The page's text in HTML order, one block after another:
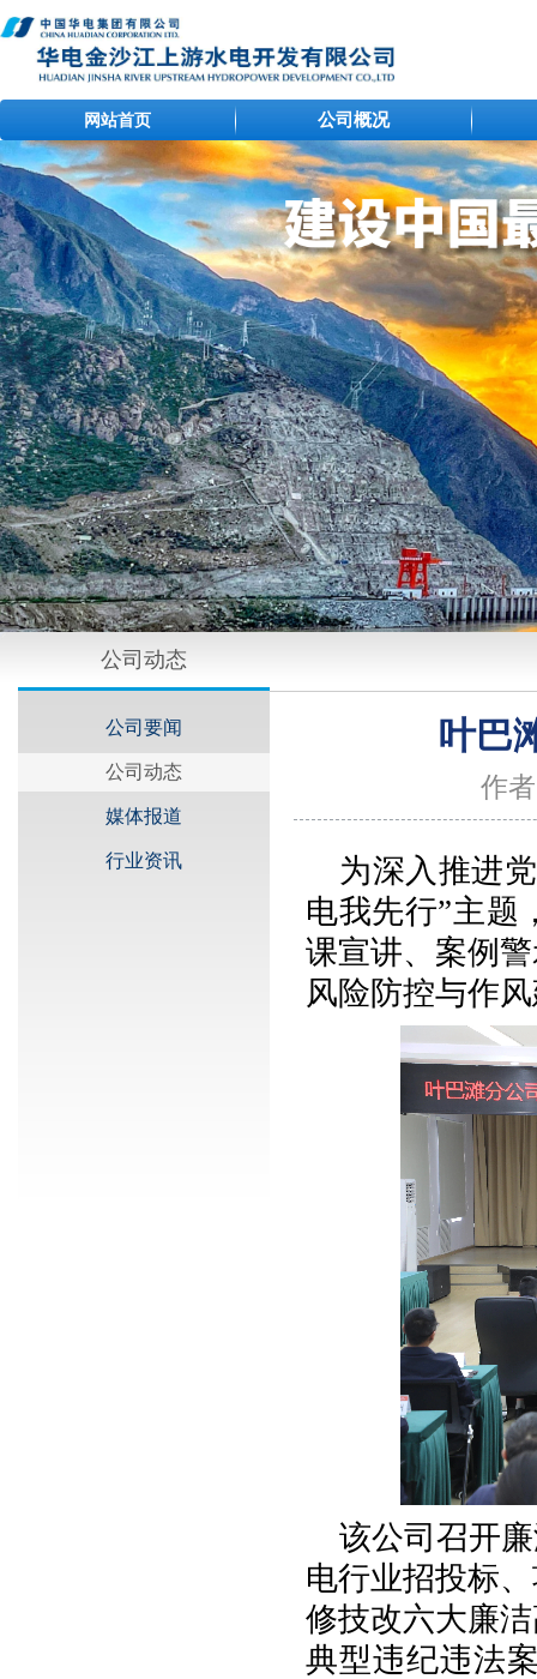
网站首页 公司概况
公司动态
公司要闻
公司动态
媒体报道
行业资讯
叶巴
作
为深入推进
电我先行”主题
课宣讲、案例
风险防控与作
该公司召开
电行业招投标
修技改六大廉
典型违纪违法